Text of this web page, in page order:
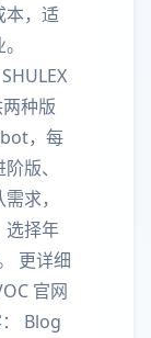
本，适
种版
，每
版、
求，
选择年
更详细
官网
Blog